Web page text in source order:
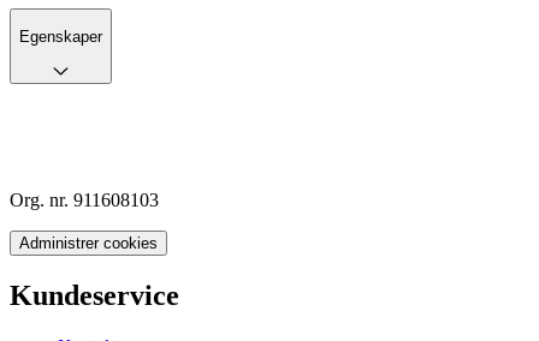
Egenskaper
Org. nr. 911608103
Administrer cookies
Kundeservice